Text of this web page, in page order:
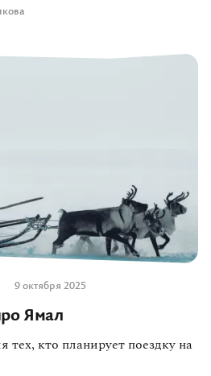
9 октября 2025
Ямал
тех, кто планирует поездку на